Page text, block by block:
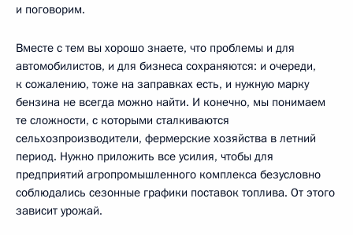
и поговорим.
Вместе с тем вы хорошо знаете, что проблемы и для
автомобилистов, и для бизнеса сохраняются: и очереди,
к сожалению, тоже на заправках есть, и нужную марку
бензина не всегда можно найти. И конечно, мы понимаем
те сложности, с которыми сталкиваются
сельхозпроизводители, фермерские хозяйства в летний
период. Нужно приложить все усилия, чтобы для
предприятий агропромышленного комплекса безусловно
соблюдались сезонные графики поставок топлива. От этого
зависит урожай.